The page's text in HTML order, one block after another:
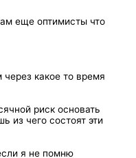
еще оптимисты что
через какое то время
риск основать
из чего состоят эти
я не помню